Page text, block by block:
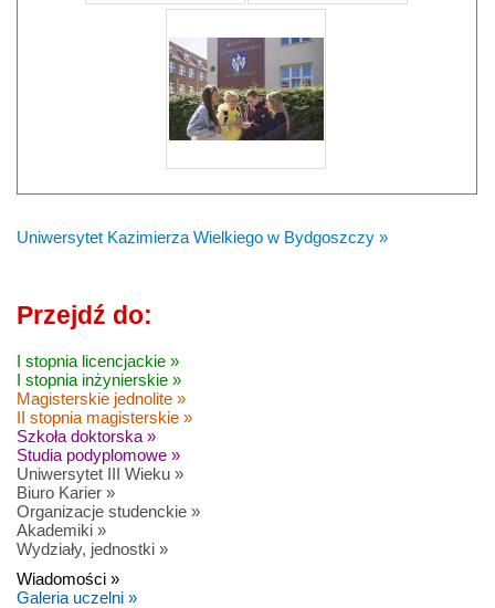
Uniwersytet Kazimierza Wielkiego w Bydgoszczy »
Przejdź do:
I stopnia licencjackie »
I stopnia inżynierskie »
Magisterskie jednolite »
II stopnia magisterskie »
Szkoła doktorska »
Studia podyplomowe »
Uniwersytet III Wieku »
Biuro Karier »
Organizacje studenckie »
Akademiki »
Wydziały, jednostki »
Wiadomości »
Galeria uczelni »